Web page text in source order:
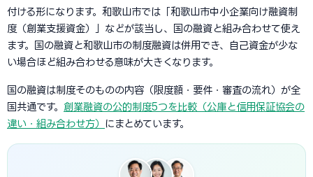
付ける形になります。和歌山市では「和歌山市中小企業向け融資制
度（創業支援資金）」などが該当し、国の融資と組み合わせて使え
ます。国の融資と和歌山市の制度融資は併用でき、自己資金が少な
い場合ほど組み合わせる意味が大きくなります。
国の融資は制度そのものの内容（限度額・要件・審査の流れ）が全
国共通です。 創業融資の公的制度5つを比較（公庫と信用保証協会の
違い・組み合わせ方） にまとめています。